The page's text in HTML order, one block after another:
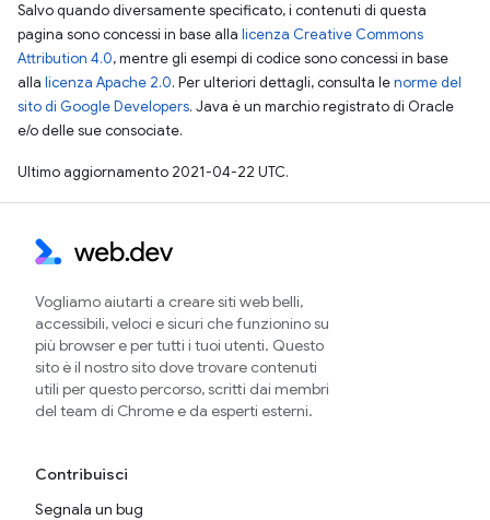
Salvo quando diversamente specificato, i contenuti di questa
pagina sono concessi in base alla licenza Creative Commons
Attribution 4.0, mentre gli esempi di codice sono concessi in base
alla licenza Apache 2.0. Per ulteriori dettagli, consulta lenorme del
sito di Google Developers. Java è un marchio registrato di Oracle
e/o delle sue consociate.
Ultimo aggiornamento 2021-04-22 UTC.
Vogliamo aiutarti a creare siti web belli,
accessibili, veloci e sicuri che funzionino su
più browser e per tutti i tuoi utenti. Questo
sito è il nostro sito dove trovare contenuti
utili per questo percorso, scritti dai membri
del team di Chrome e da esperti esterni.
Contribuisci
Segnala un bug